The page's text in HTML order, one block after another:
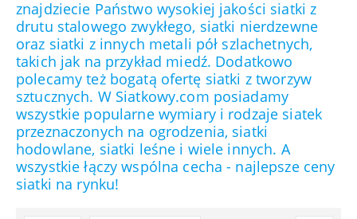
znajdziecie Państwo wysokiej jakości siatki z
drutu stalowego zwykłego, siatki nierdzewne
oraz siatki z innych metali pół szlachetnych,
takich jak na przykład miedź. Dodatkowo
polecamy też bogatą ofertę siatki z tworzyw
sztucznych. W Siatkowy.com posiadamy
wszystkie popularne wymiary i rodzaje siatek
przeznaczonych na ogrodzenia, siatki
hodowlane, siatki leśne i wiele innych. A
wszystkie łączy wspólna cecha - najlepsze ceny
siatki na rynku!